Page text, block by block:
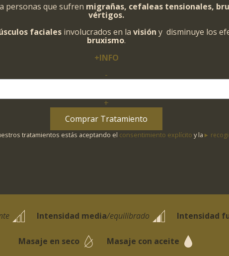
personas que sufren migrañas, cefaleas tensionales,
vértigos.
faciales involucrados en la visión y disminuye los
bruxismo.
+INFO
-
+
Comprar Tratamiento
tratamientos estás aceptando el consentimiento explícito y la
Intensidad media/equilibrado Intensidad
Masaje en seco Masaje con aceite